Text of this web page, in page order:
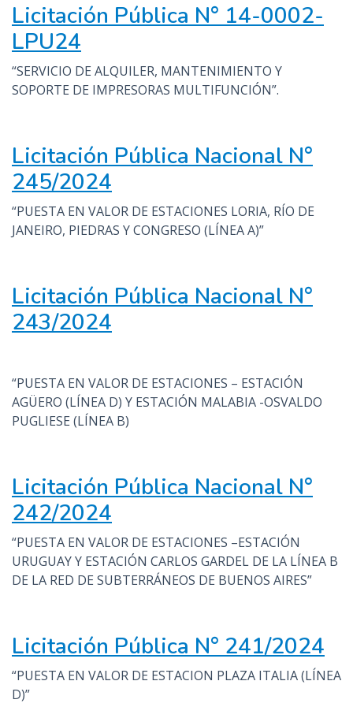
Licitación Pública N° 14-0002-
LPU24
“SERVICIO DE ALQUILER, MANTENIMIENTO Y
SOPORTE DE IMPRESORAS MULTIFUNCIÓN”.
Licitación Pública Nacional N°
245/2024
“PUESTA EN VALOR DE ESTACIONES LORIA, RÍO DE
JANEIRO, PIEDRAS Y CONGRESO (LÍNEA A)”
Licitación Pública Nacional N°
243/2024
“PUESTA EN VALOR DE ESTACIONES – ESTACIÓN
AGÜERO (LÍNEA D) Y ESTACIÓN MALABIA -OSVALDO
PUGLIESE (LÍNEA B)
Licitación Pública Nacional N°
242/2024
“PUESTA EN VALOR DE ESTACIONES –ESTACIÓN
URUGUAY Y ESTACIÓN CARLOS GARDEL DE LA LÍNEA B
DE LA RED DE SUBTERRÁNEOS DE BUENOS AIRES”
Licitación Pública N° 241/2024
“PUESTA EN VALOR DE ESTACION PLAZA ITALIA (LÍNEA
D)”